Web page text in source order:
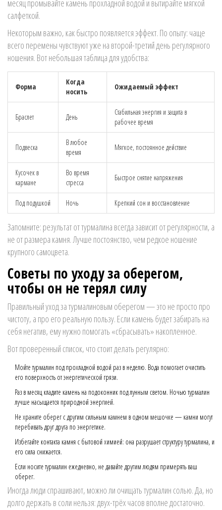
месяц промывайте камень прохладной водой и вытирайте мягкой
салфеткой.
Некоторым важно, как быстро появляется эффект. По опыту: чаще
всего перемены чувствуют уже на второй-третий день регулярного
ношения. Вот небольшая таблица для удобства:
Форма
Когда
носить
Ожидаемый эффект
Браслет День
Стабильная энергия и защита в
рабочее время
Подвеска
В любое
время
Мягкое, постоянное действие
Кусочек в
кармане
Во время
стресса
Быстрое снятие напряжения
Под подушкой Ночь Крепкий сон и восстановление
Запомните: результат от турмалина всегда зависит от регулярности, а
не от размера камня. Лучше постоянство, чем редкое ношение
крупного самоцвета.
Советы по уходу за оберегом,
чтобы он не терял силу
Правильный уход за турмалиновым оберегом — это не просто про
чистоту, а про его реальную пользу. Если камень будет забирать на
себя негатив, ему нужно помогать «сбрасывать» накопленное.
Вот проверенный список, что стоит делать регулярно:
Мойте турмалин под прохладной водой раз в неделю. Вода помогает очистить
его поверхность от энергетической грязи.
Раз в месяц кладите камень на подоконник под лунным светом. Ночью турмалин
лучше насыщается природной энергией.
Не храните оберег с другим сильным камнем в одном мешочке — камни могут
перебивать друг друга по энергетике.
Избегайте контакта камня с бытовой химией: она разрушает структуру турмалина, и
его сила снижается.
Если носите турмалин ежедневно, не давайте другим людям примерять ваш
оберег.
Иногда люди спрашивают, можно ли очищать турмалин солью. Да, но
долго держать в соли нельзя: двух-трёх часов вполне достаточно.